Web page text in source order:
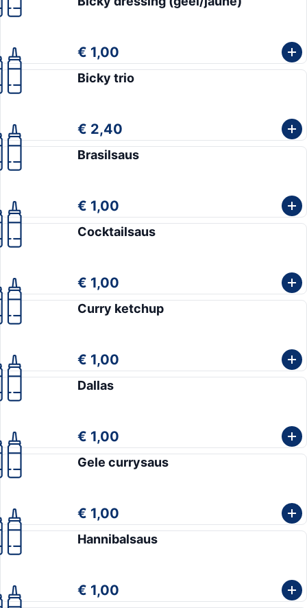
€ 1,00
Bicky trio
€ 2,40
Brasilsaus
€ 1,00
Cocktailsaus
€ 1,00
Curry ketchup
€ 1,00
Dallas
€ 1,00
Gele currysaus
€ 1,00
Hannibalsaus
€ 1,00